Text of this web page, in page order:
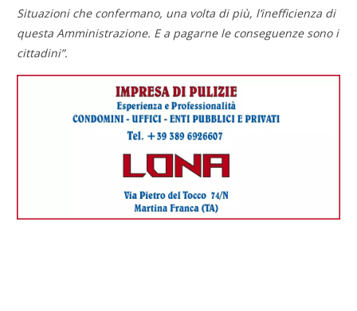
Situazioni che confermano, una volta di più, l’inefficienza di
questa Amministrazione. E a pagarne le conseguenze sono i
cittadini”.